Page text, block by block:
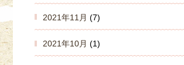
2021年11月 (7)
2021年10月 (1)